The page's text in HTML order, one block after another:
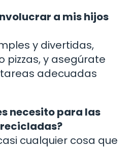
a mis hijos
y divertidas,
pizzas, y asegúrate
adecuadas
necesito para las
cualquier cosa que